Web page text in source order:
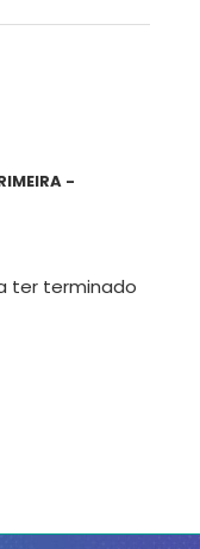
-
ter terminado